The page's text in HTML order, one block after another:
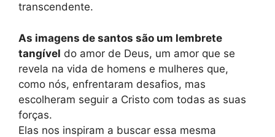
transcendente.
As imagens de santos são um lembrete
tangível do amor de Deus, um amor que se
revela na vida de homens e mulheres que,
como nós, enfrentaram desafios, mas
escolheram seguir a Cristo com todas as suas
forças.
Elas nos inspiram a buscar essa mesma